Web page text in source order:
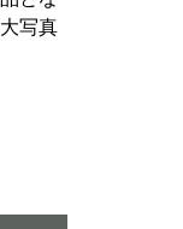
写真